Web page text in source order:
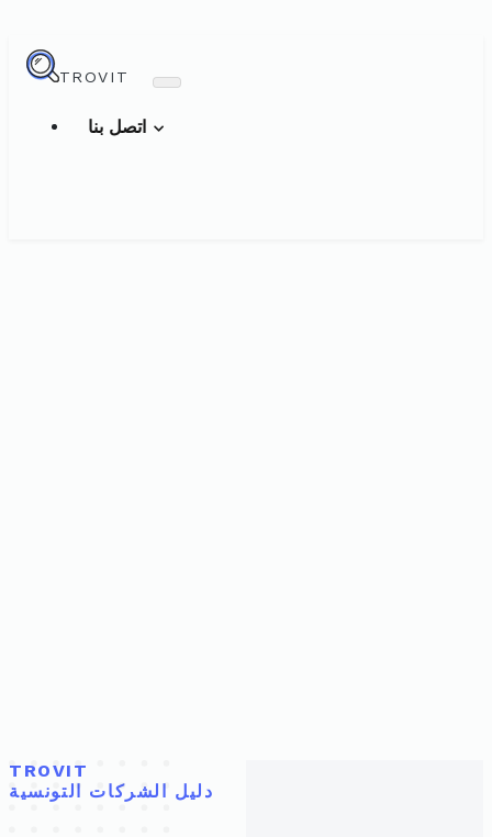
TROVIT
TROVIT
دليل الشركات التونسية